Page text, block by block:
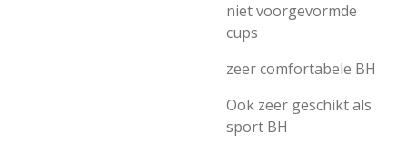
niet voorgevormde
cups
zeer comfortabele BH
Ook zeer geschikt als
sport BH